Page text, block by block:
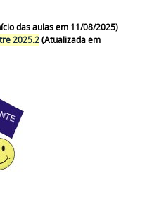
das aulas em 11/08/2025)
2025.2(Atualizada em